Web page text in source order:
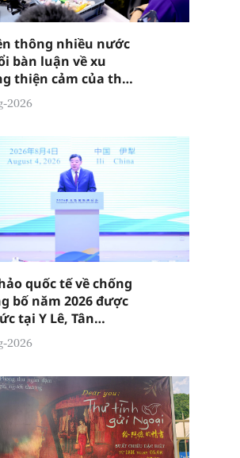
thông nhiều nước
bàn luận về xu
thiện cảm của thế
với Trung Quốc
gia tăng
2026
quốc tế về chống
bố năm 2026 được
tại Y Lê, Tân
2026